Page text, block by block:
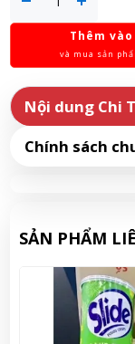
Thêm
và mua sản
Nội dung Chi
Chính sách
SẢN PHẨM